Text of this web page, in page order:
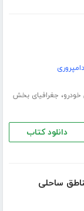
خودرو، جغرافیای بخش
دانلود کتاب
ساحلی